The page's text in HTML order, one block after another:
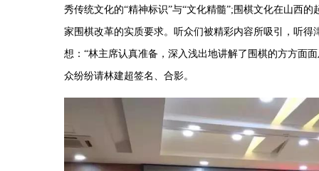
秀传统文化的“精神标识”与“文化精髓”; 围棋文化在山西的
家围棋改革的实质要求。听众们被精彩内容所吸引，听
想： “林主席认真准备，深入浅出地讲解了围棋的方方面
众纷纷请林建超签名、合影。